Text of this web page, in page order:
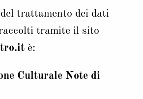
trattamento dei dati
tramite il sito
è:
Culturale Note di